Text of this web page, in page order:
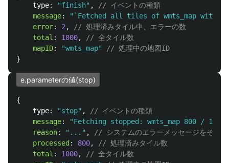
type: "finish" ,
// イベントの種類
message: " `Fetched all tiles of wmts_map with 2
error: 2 ,
// 処理済みタイル中、エラーの数
total : 1000,
// 全タイル数
mapID: "wmts_map"
// 処理中の地図ID
}
e.parameterの値(stop)
{
type: "stop" ,
// イベントの種類
message: "Fetching stopped: wmts_map 800 / 1000
reason: " ... " ,
// システムのエラーメッセージをそのま
processed : 800,
// 処理済みタイル数
total : 1000,
// 全タイル数